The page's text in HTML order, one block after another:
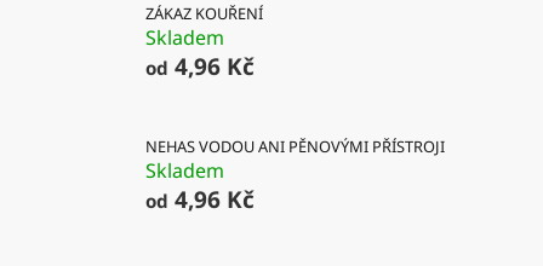
ZÁKAZ KOUŘENÍ
Skladem
od 4,96 Kč
NEHAS VODOU ANI PĚNOVÝMI PŘÍSTROJI
Skladem
od 4,96 Kč